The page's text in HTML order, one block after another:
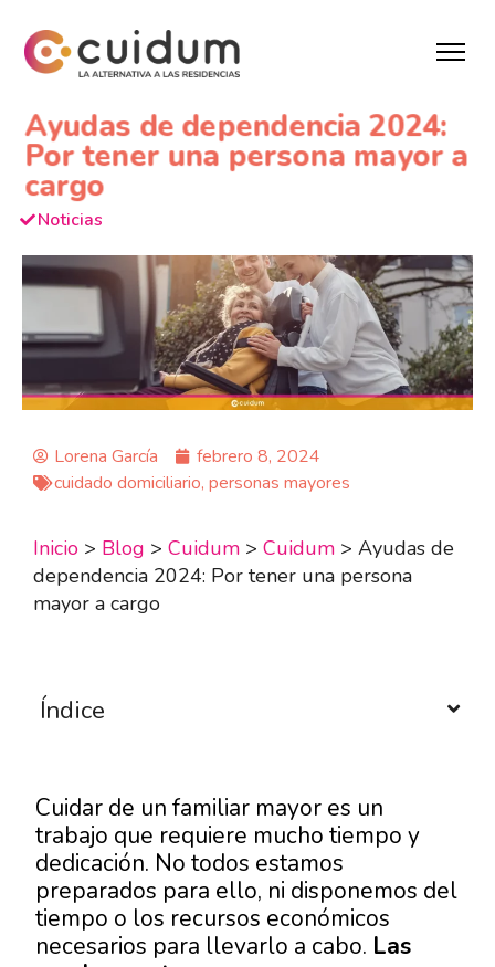
Ayudas de dependencia 2024:
Por tener una persona mayor a
cargo
Noticias
Lorena García
febrero 8, 2024
cuidado domiciliario, personas mayores
Inicio > Blog > Cuidum > Cuidum > Ayudas de
dependencia 2024: Por tener una persona
mayor a cargo
Índice
Cuidar de un familiar mayor es un
trabajo que requiere mucho tiempo y
dedicación. No todos estamos
preparados para ello, ni disponemos del
tiempo o los recursos económicos
necesarios para llevarlo a cabo. Las